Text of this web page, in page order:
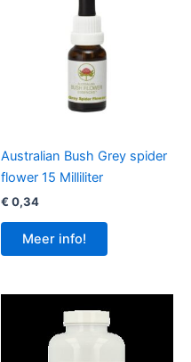
Australian Bush Grey spider
flower 15 Milliliter
€ 0,34
Meer info!